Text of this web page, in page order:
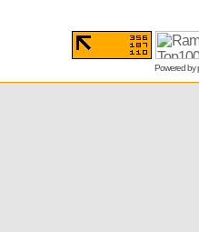
Powered by